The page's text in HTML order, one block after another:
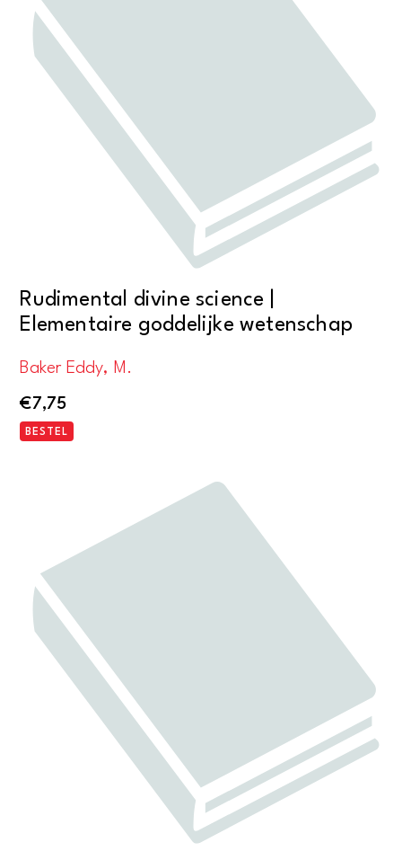
Rudimental divine science |
Elementaire goddelijke wetenschap
Baker Eddy, M.
€7,75
BESTEL